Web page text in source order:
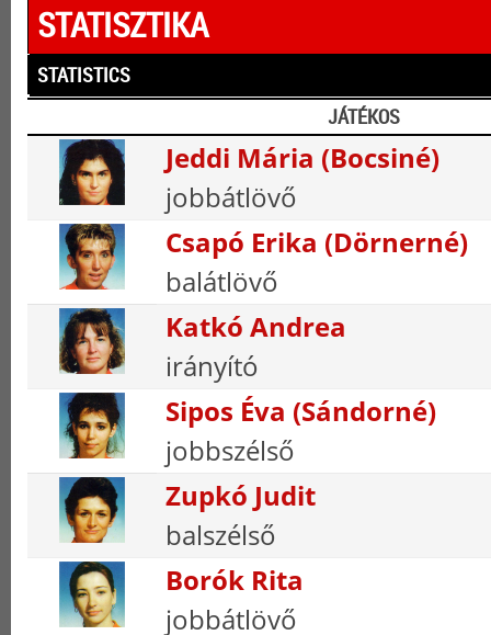
STATISZTIKA
STATISTICS
JÁTÉKOS
Jeddi Mária (Bocsiné)
jobbátlövő
Csapó Erika (Dörnerné)
balátlövő
Katkó Andrea
irányító
Sipos Éva (Sándorné)
jobbszélső
Zupkó Judit
balszélső
Borók Rita
jobbátlövő